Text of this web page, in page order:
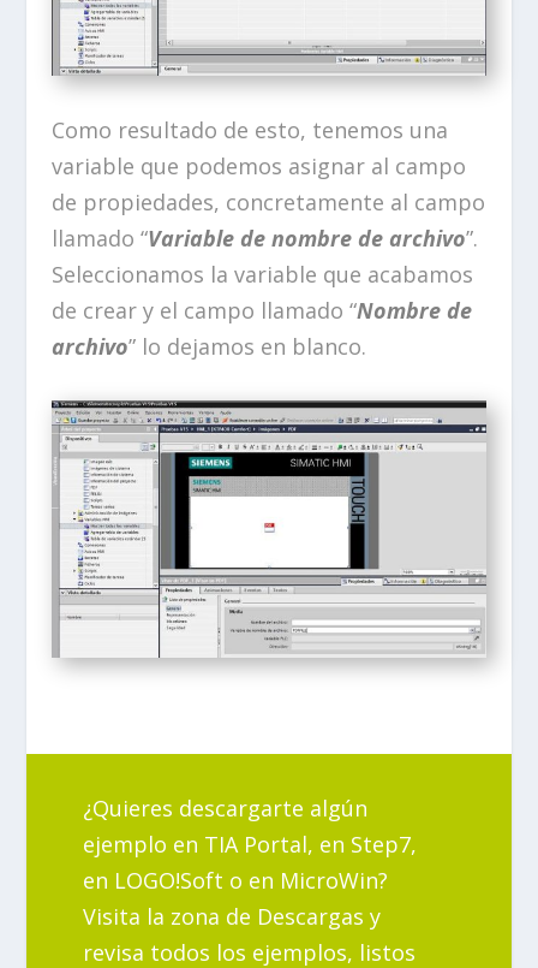
Como resultado de esto, tenemos una
variable que podemos asignar al campo
de propiedades, concretamente al campo
llamado “Variable de nombre de archivo”.
Seleccionamos la variable que acabamos
de crear y el campo llamado “Nombre de
archivo” lo dejamos en blanco.
¿Quieres descargarte algún
ejemplo en TIA Portal, en Step7,
en LOGO!Soft o en MicroWin?
Visita la zona de Descargas y
revisa todos los ejemplos, listos